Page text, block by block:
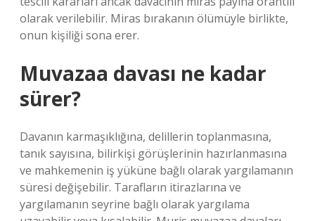
olarak verilebilir. Miras bırakanın ölümüyle birlikte,
onun kişiliği sona erer.
Muvazaa davası ne kadar
sürer?
Davanın karmaşıklığına, delillerin toplanmasına,
tanık sayısına, bilirkişi görüşlerinin hazırlanmasına
ve mahkemenin iş yüküne bağlı olarak yargılamanın
süresi değişebilir. Tarafların itirazlarına ve
yargılamanın seyrine bağlı olarak yargılama